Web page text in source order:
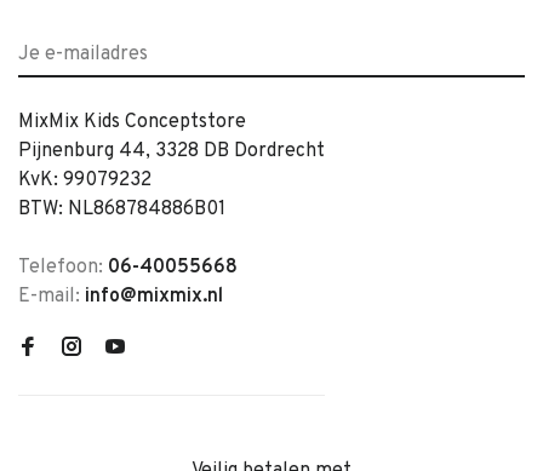
MixMix Kids Conceptstore
Pijnenburg 44, 3328 DB Dordrecht
KvK: 99079232
BTW: NL868784886B01
Telefoon: 06-40055668
E-mail: info@mixmix.nl